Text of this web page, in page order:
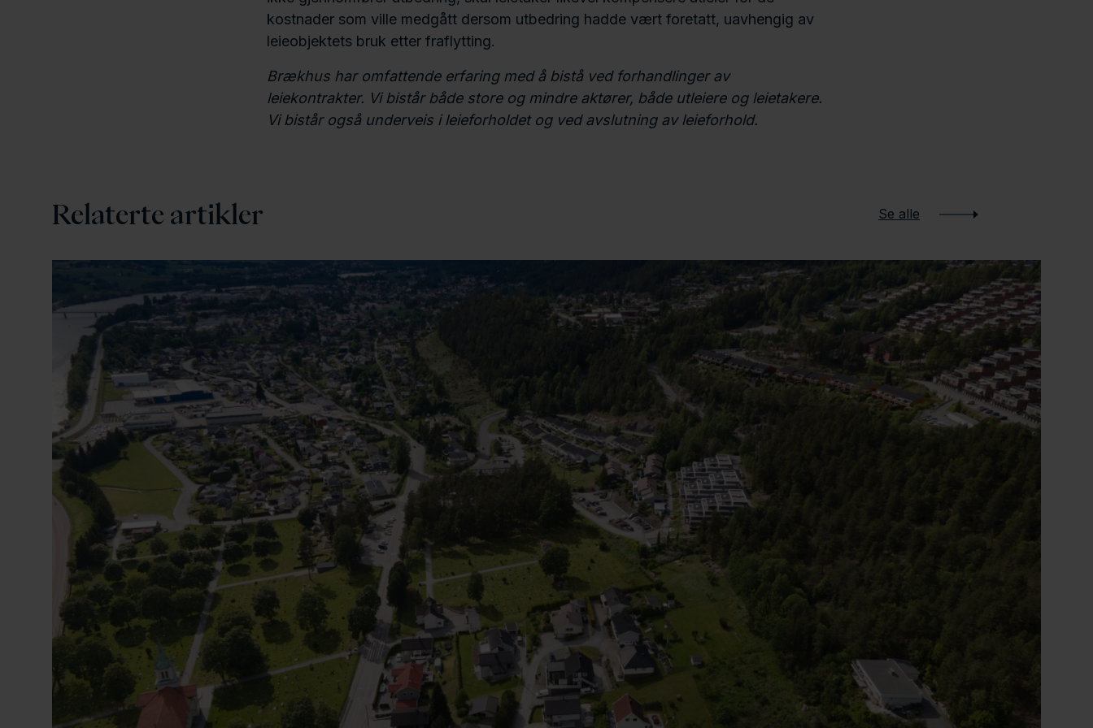
kostnader som ville medgått dersom utbedring hadde vært foretatt, uavhengig av
leieobjektets bruk etter fraflytting.
Brækhus har omfattende erfaring med å bistå ved forhandlinger av
leiekontrakter. Vi bistår både store og mindre aktører, både utleiere og leietakere.
Vi bistår også underveis i leieforholdet og ved avslutning av leieforhold.
Relaterte artikler Se alle